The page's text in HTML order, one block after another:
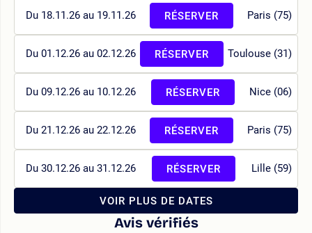
Du 18.11.26 au 19.11.26 Paris (75)
RÉSERVER
Du 01.12.26 au 02.12.26 Toulouse (31)
RÉSERVER
Du 09.12.26 au 10.12.26 Nice (06)
RÉSERVER
Du 21.12.26 au 22.12.26 Paris (75)
RÉSERVER
Du 30.12.26 au 31.12.26 Lille (59)
RÉSERVER
VOIR PLUS DE DATES
Avis vérifiés